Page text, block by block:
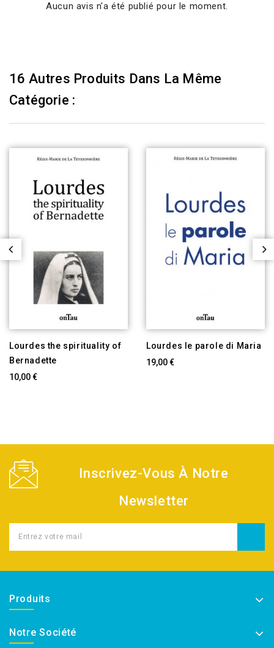
Aucun avis n'a été publié pour le moment.
16 Autres Produits Dans La Même
Catégorie :
Lourdes the spirituality of
Bernadette
10,00 €
Lourdes le parole di Maria
19,00 €
Inscrivez-Vous À Notre
Newsletter
Produits
Notre Société